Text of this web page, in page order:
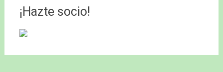
¡Hazte socio!